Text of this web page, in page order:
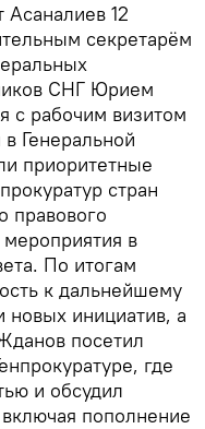
12
секретарём
СНГ Юрием
с рабочим визитом
Генеральной
приоритетные
стран
правового
в
По итогам
к дальнейшему
новых инициатив, а
посетил
где
и обсудил
пополнение